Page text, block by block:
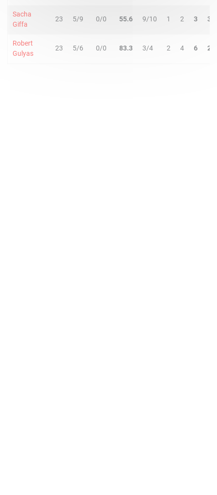
Sacha
Giffa
23 5/9 0/0 55.6 9/10 1 2 3 3
Robert
Gulyas
23 5/6 0/0 83.3 3/4 2 4 6 2